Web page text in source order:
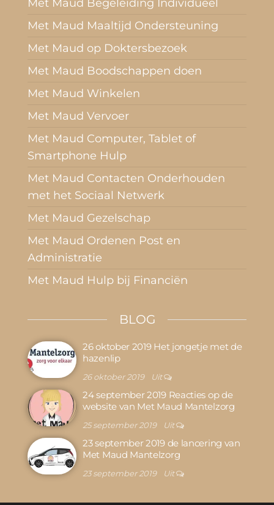
Met Maud Begeleiding Individueel
Met Maud Maaltijd Ondersteuning
Met Maud op Doktersbezoek
Met Maud Boodschappen doen
Met Maud Winkelen
Met Maud Vervoer
Met Maud Computer, Tablet of
Smartphone Hulp
Met Maud Contacten Onderhouden
met het Sociaal Netwerk
Met Maud Gezelschap
Met Maud Ordenen Post en
Administratie
Met Maud Hulp bij Financiën
BLOG
26 oktober 2019 Het jongetje met de
hazenlip
26 oktober 2019 Uit
24 september 2019 Reacties op de
website van Met Maud Mantelzorg
25 september 2019 Uit
23 september 2019 de lancering van
Met Maud Mantelzorg
23 september 2019 Uit